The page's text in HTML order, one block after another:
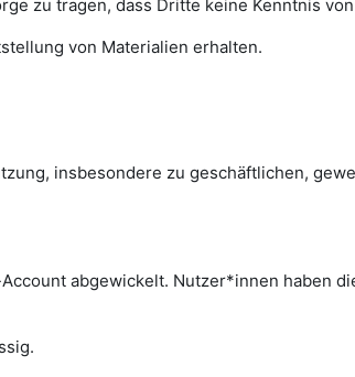
zu tragen, dass Dritte keine Kenntnis
von Materialien erhalten.
insbesondere zu geschäftlichen,
abgewickelt. Nutzer*innen haben